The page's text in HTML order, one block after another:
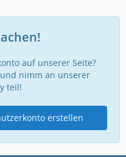
auf unserer Seite?
und nimm an unserer
teil!
erstellen